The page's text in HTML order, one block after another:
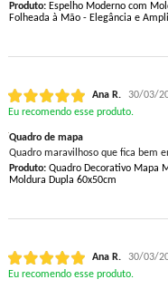
Produto:Espelho Moderno com
Folheada à Mão - Elegância e
Ana R.
30/03/
Eu recomendo esse produto.
Quadro de mapa
Quadro maravilhoso que fica bem
Produto:Quadro Decorativo Mapa
Moldura Dupla 60x50cm
Ana R.
30/03/
Eu recomendo esse produto.